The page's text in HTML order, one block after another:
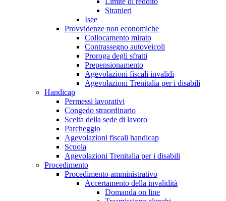
Stranieri
Isee
Provvidenze non economiche
Collocamento mirato
Contrassegno autoveicoli
Proroga degli sfratti
Prepensionamento
Agevolazioni fiscali invalidi
Agevolazioni Trenitalia per i disabili
Handicap
Permessi lavorativi
Congedo straordinario
Scelta della sede di lavoro
Parcheggio
Agevolazioni fiscali handicap
Scuola
Agevolazioni Trenitalia per i disabili
Procedimento
Procedimento amministrativo
Accertamento della invalidità
Domanda on line